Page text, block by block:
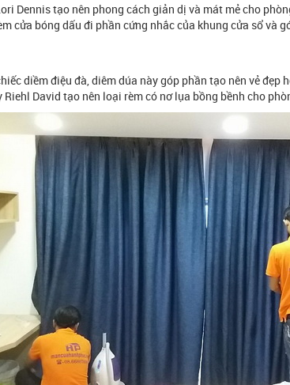
Dennis tạo nên phong cách giản dị và mát mẻ cho
cửa bóng dấu đi phần cứng nhắc của khung cửa sổ và
diềm điệu đà, diêm dúa này góp phần tạo nên vẻ đẹp
Riehl David tạo nên loại rèm có nơ lụa bồng bềnh cho